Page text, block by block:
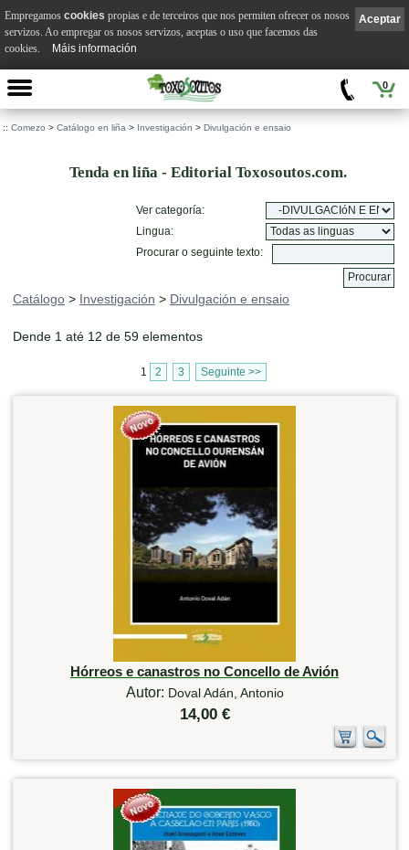
0
:: Comezo > Catálogo en liña > Investigación > Divulgación e ensaio
Tenda en liña - Editorial Toxosoutos.com.
Ver categoría:
Lingua:
Procurar o seguinte texto:
Catálogo > Investigación > Divulgación e ensaio
Dende 1 até 12 de 59 elementos
1 2 3 Seguinte >>
Hórreos e canastros no Concello de Avión
Autor: Doval Adán, Antonio
14,00 €
Aceptar
Empregamos cookies propias e de terceiros que nos permiten ofrecer os nosos
servizos. Ao empregar os nosos servizos, aceptas o uso que facemos das
cookies.
Máis información